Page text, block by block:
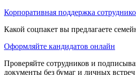
Корпоративная поддержка
Какой соцпакет вы предлагаете
Оформляйте кандидатов онлайн
Проверяйте сотрудников и
документы без бумаг и личных встреч